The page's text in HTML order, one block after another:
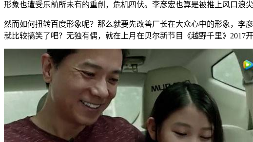
形象也遭受乐前所未有的重创，危机四伏。李彦宏也算是被推上风口浪
然而如何扭转百度形象呢？那么就要先改善厂长在大众心中的形象，李
就比较搞笑了吧？无独有偶，就在上月在贝尔新节目《越野千里》2017